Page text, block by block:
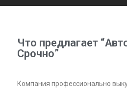
Что предлагает
Срочно”
Компания профессионально